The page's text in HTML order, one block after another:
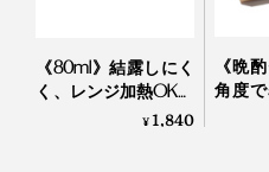
《80ml》結露しにく
く、レンジ加熱OK、
見る角度で表情を変
¥1,840
《晩
角度で
「耐